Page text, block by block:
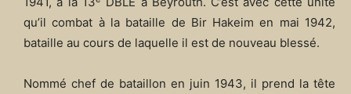
qu’il combat à la bataille de Bir Hakeim en mai 1942,
bataille au cours de laquelle il est de nouveau blessé.
Nommé chef de bataillon en juin 1943, il prend la tête